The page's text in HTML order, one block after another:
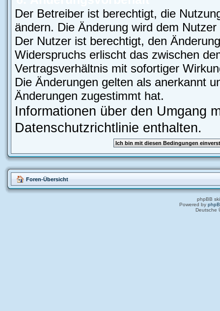
Der Betreiber ist berechtigt, die
ändern. Die Änderung wird dem
Der Nutzer ist berechtigt, den
Widerspruchs erlischt das zwischen
Vertragsverhältnis mit sofortiger
Die Änderungen gelten als anerkannt
Änderungen zugestimmt hat.
Informationen über den Umgang
Datenschutzrichtlinie enthalten.
Foren-Übersicht
phpBB
Powered by
Deutsche